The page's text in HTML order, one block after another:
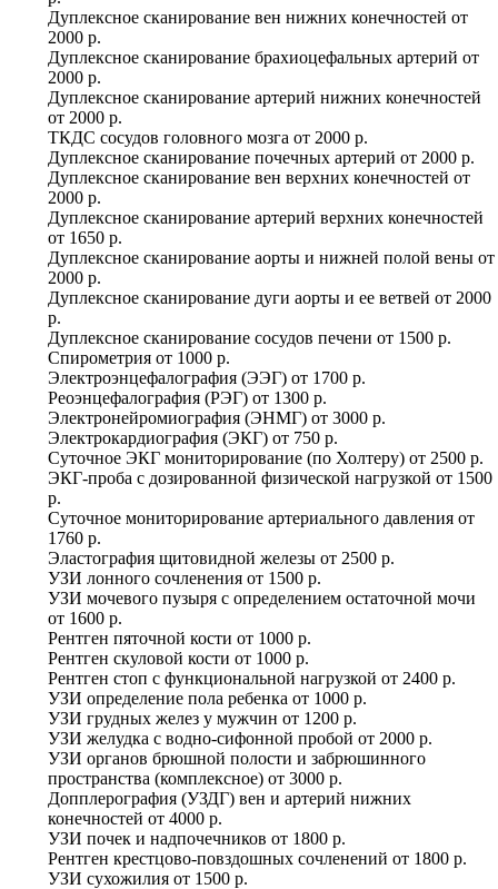
Дуплексное сканирование вен нижних конечностей от
2000 р.
Дуплексное сканирование брахиоцефальных артерий от
2000 р.
Дуплексное сканирование артерий нижних конечностей
от 2000 р.
ТКДС сосудов головного мозга от 2000 р.
Дуплексное сканирование почечных артерий от 2000 р.
Дуплексное сканирование вен верхних конечностей от
2000 р.
Дуплексное сканирование артерий верхних конечностей
от 1650 р.
Дуплексное сканирование аорты и нижней полой вены от
2000 р.
Дуплексное сканирование дуги аорты и ее ветвей от 2000
р.
Дуплексное сканирование сосудов печени от 1500 р.
Спирометрия от 1000 р.
Электроэнцефалография (ЭЭГ) от 1700 р.
Реоэнцефалография (РЭГ) от 1300 р.
Электронейромиография (ЭНМГ) от 3000 р.
Электрокардиография (ЭКГ) от 750 р.
Суточное ЭКГ мониторирование (по Холтеру) от 2500 р.
ЭКГ-проба с дозированной физической нагрузкой от 1500
р.
Суточное мониторирование артериального давления от
1760 р.
Эластография щитовидной железы от 2500 р.
УЗИ лонного сочленения от 1500 р.
УЗИ мочевого пузыря с определением остаточной мочи
от 1600 р.
Рентген пяточной кости от 1000 р.
Рентген скуловой кости от 1000 р.
Рентген стоп с функциональной нагрузкой от 2400 р.
УЗИ определение пола ребенка от 1000 р.
УЗИ грудных желез у мужчин от 1200 р.
УЗИ желудка с водно-сифонной пробой от 2000 р.
УЗИ органов брюшной полости и забрюшинного
пространства (комплексное) от 3000 р.
Допплерография (УЗДГ) вен и артерий нижних
конечностей от 4000 р.
УЗИ почек и надпочечников от 1800 р.
Рентген крестцово-повздошных сочленений от 1800 р.
УЗИ сухожилия от 1500 р.